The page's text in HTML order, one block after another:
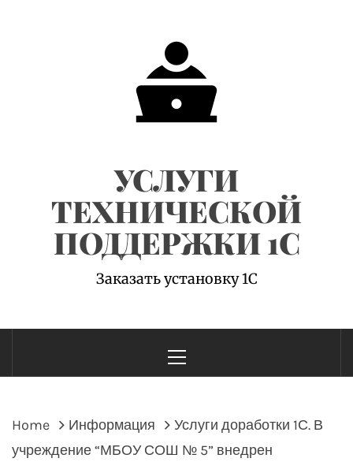
УСЛУГИ
ТЕХНИЧЕСКОЙ
ПОДДЕРЖКИ 1С
Заказать установку 1С
Menu
Home Информация
Услуги доработки 1С. В
учреждение “МБОУ СОШ № 5” внедрен